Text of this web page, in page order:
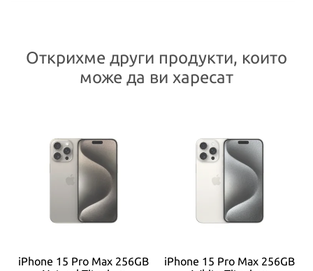
Открихме други продукти, които
може да ви харесат
iPhone 15 Pro Max 256GB
iPhone 15 Pro Max 256GB